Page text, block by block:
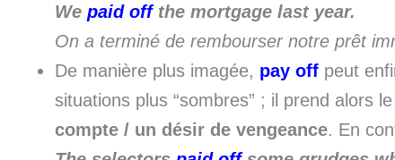
We paid offthe mortgage last year.
On a terminé de rembourser notre prêt
De manière plus imagée, pay off peut
situations plus “sombres” ; il prend alors
compte / un désir de vengeance. En